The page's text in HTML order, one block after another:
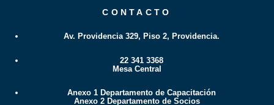
CONTACTO
Av. Providencia 329, Piso 2, Providencia.
22 341 3368
Mesa Central
Anexo 1 Departamento de Capacitación
Anexo 2 Departamento de Socios